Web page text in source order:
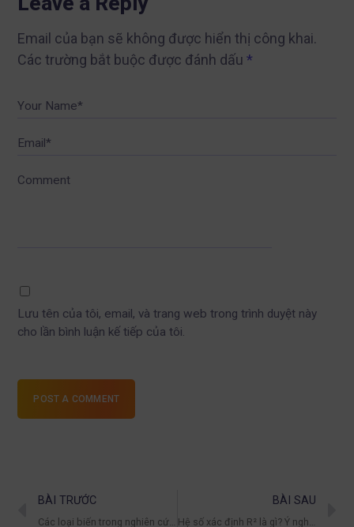
Email của bạn sẽ không được hiển thị công khai.
Các trường bắt buộc được đánh dấu*
Your Name*
Email*
Comment
Lưu tên của tôi, email, và trang web trong trình duyệt này
cho lần bình luận kế tiếp của tôi.
POST A COMMENT
BÀI TRƯỚC
Các loại biến trong nghiên cứu khoa học dễ hiểu
BÀI SAU
Hệ số xác định R² là gì? Ý nghĩa trong hồi quy